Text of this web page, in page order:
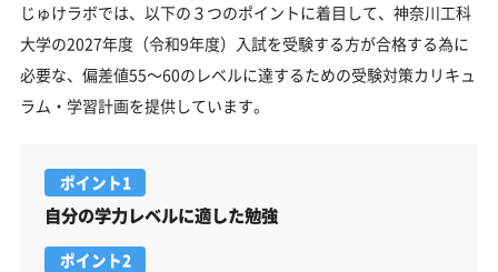
じゅけラボでは、以下の３つのポイントに着目して、神奈川工科
大学の2027年度（令和9年度）入試を受験する方が合格する為に
必要な、偏差値55～60のレベルに達するための受験対策カリキュ
ラム・学習計画を提供しています。
ポイント1
自分の学力レベルに適した勉強
ポイント2